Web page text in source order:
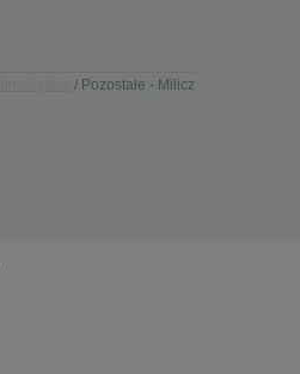
Pozostałe - Milicz